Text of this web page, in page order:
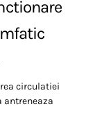
circulatiei
antreneaza